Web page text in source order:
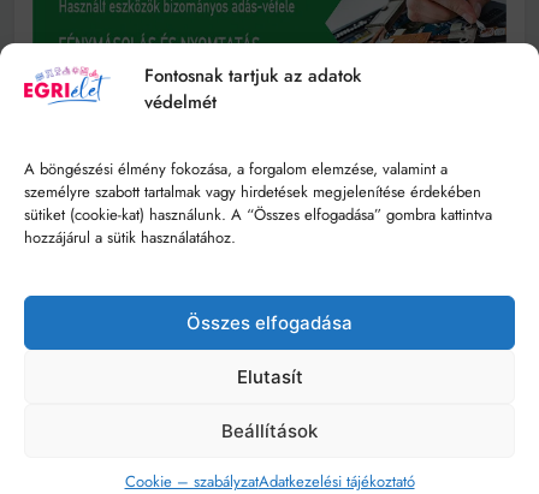
Fontosnak tartjuk az adatok
védelmét
A böngészési élmény fokozása, a forgalom elemzése, valamint a
személyre szabott tartalmak vagy hirdetések megjelenítése érdekében
sütiket (cookie-kat) használunk. A “Összes elfogadása” gombra kattintva
hozzájárul a sütik használatához.
Összes elfogadása
Elutasít
Beállítások
Cookie – szabályzatAdatkezelési tájékoztató